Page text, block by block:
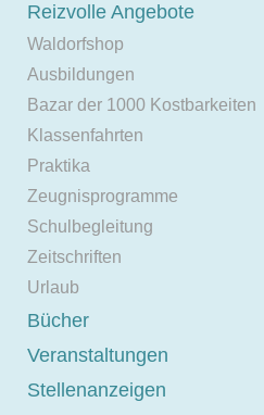
Reizvolle Angebote
Waldorfshop
Ausbildungen
Bazar der 1000 Kostbarkeiten
Klassenfahrten
Praktika
Zeugnisprogramme
Schulbegleitung
Zeitschriften
Urlaub
Bücher
Veranstaltungen
Stellenanzeigen